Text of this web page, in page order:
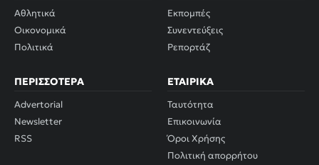
Αθλητικά
Οικονομικά
Πολιτικά
Εκπομπές
Συνεντεύξεις
Ρεπορτάζ
ΠΕΡΙΣΣΌΤΕΡΑ
Advertorial
Newsletter
RSS
ΕΤΑΙΡΙΚΆ
Ταυτότητα
Επικοινωνία
Όροι Χρήσης
Πολιτική απορρήτου